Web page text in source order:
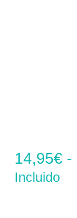
14,95€ -
Incluido